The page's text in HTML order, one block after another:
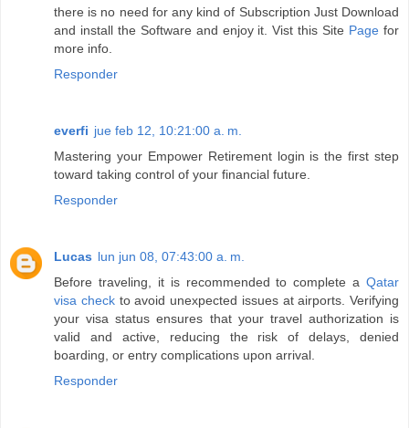
there is no need for any kind of Subscription Just Download
and install the Software and enjoy it. Vist this Site Page for
more info.
Responder
everfi jue feb 12, 10:21:00 a. m.
Mastering your Empower Retirement login is the first step
toward taking control of your financial future.
Responder
Lucas lun jun 08, 07:43:00 a. m.
Before traveling, it is recommended to complete a Qatar
visa checkto avoid unexpected issues at airports. Verifying
your visa status ensures that your travel authorization is
valid and active, reducing the risk of delays, denied
boarding, or entry complications upon arrival.
Responder